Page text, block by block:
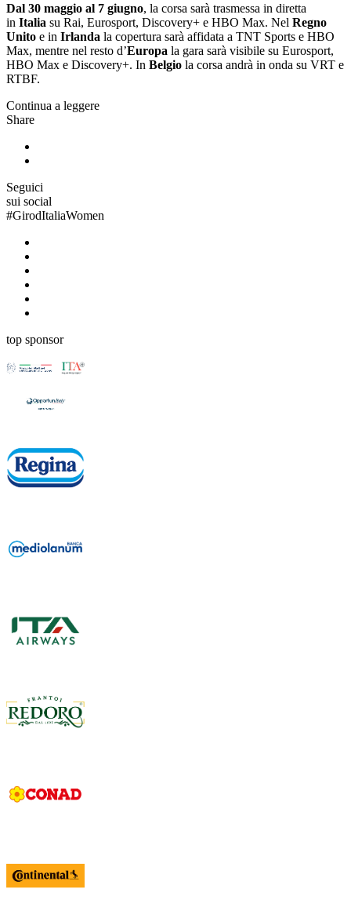
Dal 30 maggio al 7 giugno, la corsa sarà trasmessa in diretta
in Italia su Rai, Eurosport, Discovery+ e HBO Max. Nel Regno
Unito e in Irlanda la copertura sarà affidata a TNT Sports e HBO
Max, mentre nel resto d’Europa la gara sarà visibile su Eurosport,
HBO Max e Discovery+. In Belgio la corsa andrà in onda su VRT e
RTBF.
Continua a leggere
Share
Seguici
sui social
#GirodItaliaWomen
top sponsor